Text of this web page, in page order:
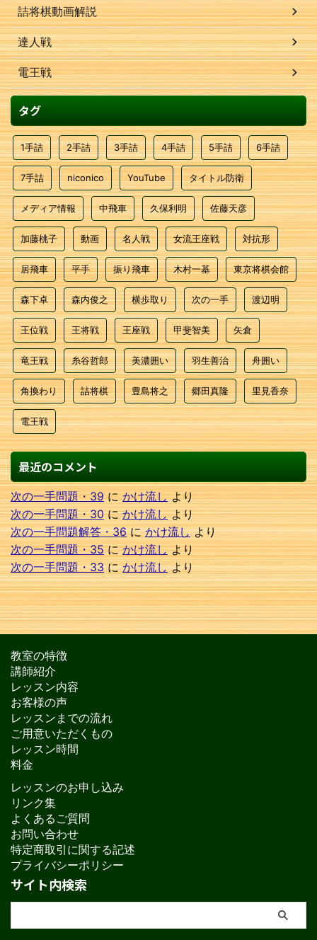
詰将棋動画解説
達人戦
電王戦
タグ
1手詰 2手詰 3手詰 4手詰 5手詰 6手詰
7手詰 niconico YouTube タイトル防衛
メディア情報 中飛車 久保利明 佐藤天彦
加藤桃子 動画 名人戦 女流王座戦 対抗形
居飛車 平手 振り飛車 木村一基 東京将棋会館
森下卓 森内俊之 横歩取り 次の一手 渡辺明
王位戦 王将戦 王座戦 甲斐智美 矢倉
竜王戦 糸谷哲郎 美濃囲い 羽生善治 舟囲い
角換わり 詰将棋 豊島将之 郷田真隆 里見香奈
電王戦
最近のコメント
次の一手問題・39にかけ流しより
次の一手問題・30にかけ流しより
次の一手問題解答・36にかけ流しより
次の一手問題・35にかけ流しより
次の一手問題・33にかけ流しより
教室の特徴
講師紹介
レッスン内容
お客様の声
レッスンまでの流れ
ご用意いただくもの
レッスン時間
料金
レッスンのお申し込み
リンク集
よくあるご質問
お問い合わせ
特定商取引に関する記述
プライバシーポリシー
サイト内検索